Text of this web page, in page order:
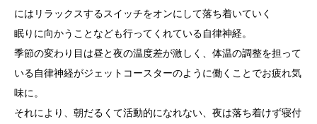
にはリラックスするスイッチをオンにして落ち着いていく
眠りに向かうことなども行ってくれている自律神経。
季節の変わり目は昼と夜の温度差が激しく、体温の調整を担って
いる自律神経がジェットコースターのように働くことでお疲れ気
味に。
それにより、朝だるくて活動的になれない、夜は落ち着けず寝付